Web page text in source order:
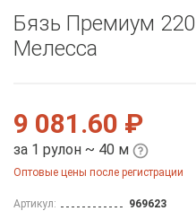
Бязь Премиум
Мелесса
9 081.60 ₽
за 1 рулон ~ 40 м
Оптовые цены после регистрации
Артикул: 969623